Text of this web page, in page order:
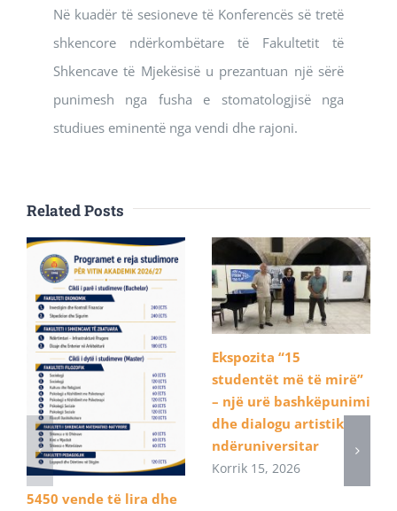
Në kuadër të sesioneve të Konferencës së tretë
shkencore ndërkombëtare të Fakultetit të
Shkencave të Mjekësisë u prezantuan një sërë
punimesh nga fusha e stomatologjisë nga
studiues eminentë nga vendi dhe rajoni.
Related Posts
5450 vende të lira dhe
Ekspozita “15
studentët më të mirë”
– një urë bashkëpunimi
dhe dialogu artistik
ndëruniversitar
Korrik 15, 2026